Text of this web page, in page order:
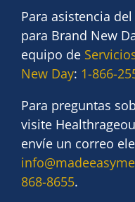
Para asistencia
para Brand New
equipo de
New Day: 1-866-
Para preguntas
visite
envíe un correo
868-8655.